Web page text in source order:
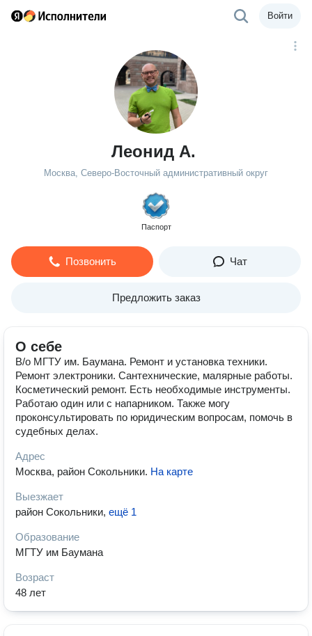
Войти
Леонид А.
Москва, Северо-Восточный административный округ
Паспорт
Позвонить Чат
Предложить заказ
О себе
В/о МГТУ им. Баумана. Ремонт и установка техники.
Ремонт электроники. Сантехнические, малярные работы.
Косметический ремонт. Есть необходимые инструменты.
Работаю один или с напарником. Также могу
проконсультировать по юридическим вопросам, помочь в
судебных делах.
Адрес
Москва, район Сокольники. На карте
Выезжает
район Сокольники, ещё 1
Образование
МГТУ им Баумана
Возраст
48 лет